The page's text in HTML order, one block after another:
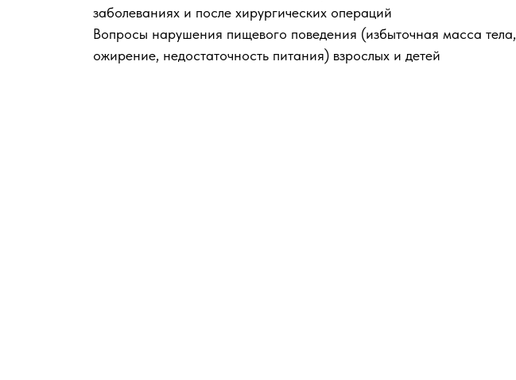
заболеваниях и после хирургических операций
Вопросы нарушения пищевого поведения (избыточная масса тела,
ожирение, недостаточность питания) взрослых и детей